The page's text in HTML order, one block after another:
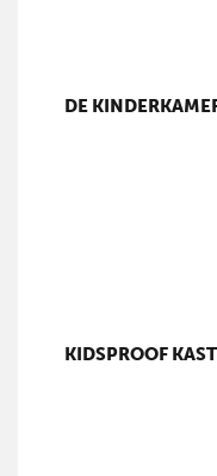
DE
KIDSPROOF